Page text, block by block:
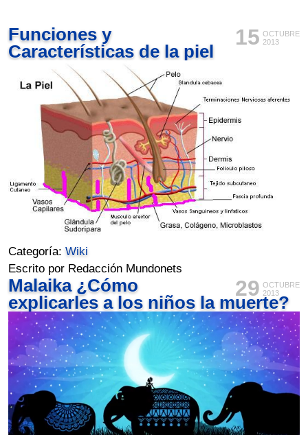
15 OCTUBRE
2013
Funciones y
Características de la piel
Categoría:Wiki
Escrito por Redacción Mundonets
29 OCTUBRE
2013
Malaika ¿Cómo
explicarles a los niños la muerte?